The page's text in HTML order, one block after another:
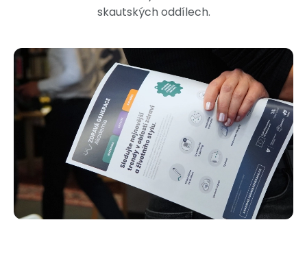
skautských oddílech.